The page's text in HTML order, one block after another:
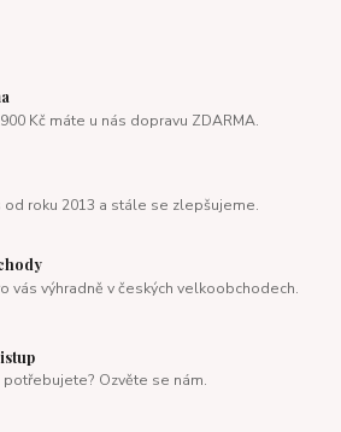
Kč máte u nás dopravu ZDARMA.
od roku 2013 a stále se zlepšujeme.
vás výhradně v českých velkoobchodech.
Ozvěte se nám.